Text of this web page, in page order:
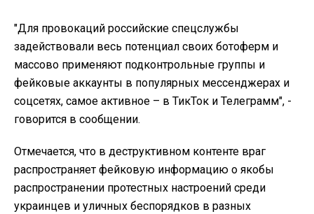
"Для провокаций российские спецслужбы
задействовали весь потенциал своих ботоферм и
массово применяют подконтрольные группы и
фейковые аккаунты в популярных мессенджерах и
соцсетях, самое активное – в ТикТок и Телеграмм", -
говорится в сообщении.
Отмечается, что в деструктивном контенте враг
распространяет фейковую информацию о якобы
распространении протестных настроений среди
украинцев и уличных беспорядков в разных